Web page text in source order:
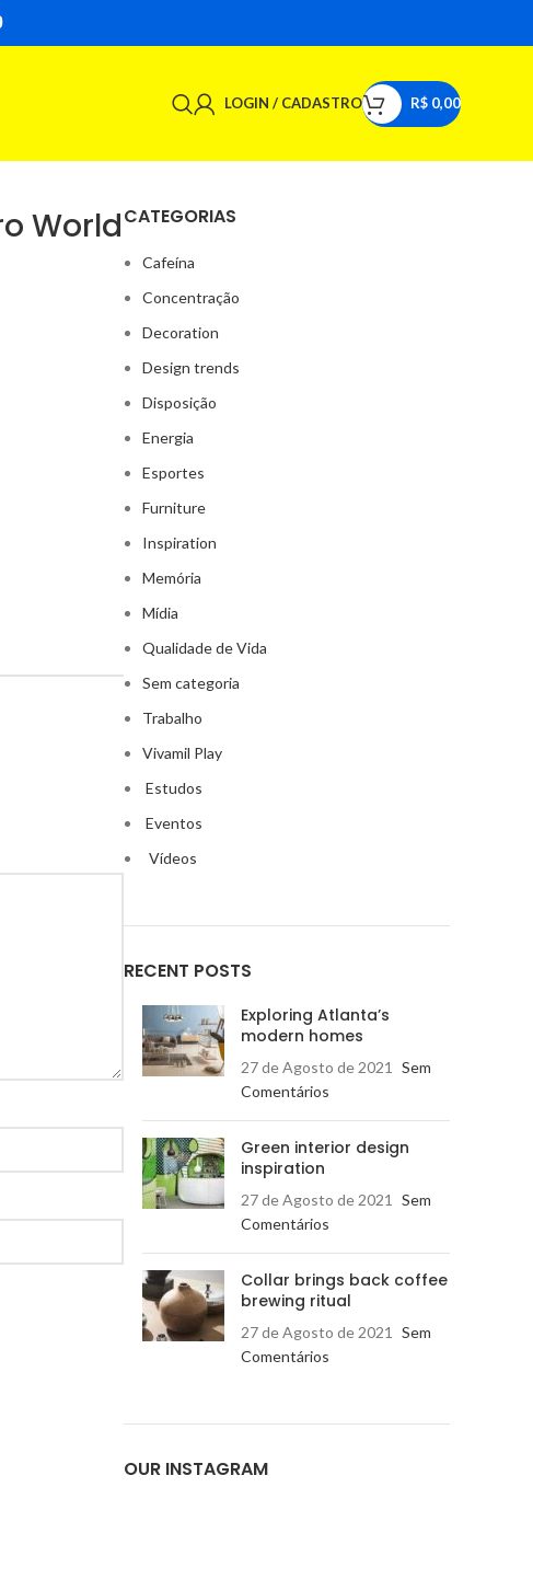
LOGIN / CADASTRO R$ 0,00
WorldCATEGORIAS
Cafeína
Concentração
Decoration
Design trends
Disposição
Energia
Esportes
Furniture
Inspiration
Memória
Mídia
Qualidade de Vida
Sem categoria
Trabalho
Vivamil Play
Estudos
Eventos
Vídeos
RECENT POSTS
Exploring Atlanta’s
modern homes
27 de Agosto de 2021
Sem
Comentários
Green interior design
inspiration
27 de Agosto de 2021
Sem
Comentários
Collar brings back coffee
brewing ritual
27 de Agosto de 2021
Sem
Comentários
OUR INSTAGRAM